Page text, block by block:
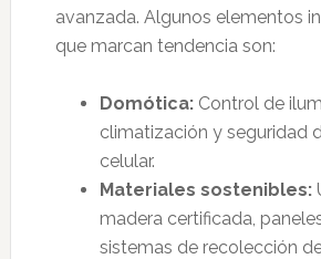
avanzada. Algunos elementos
que marcan tendencia son:
Domótica:Control de
climatización y seguridad
celular.
Materiales sostenibles:
madera certificada,
sistemas de recolección